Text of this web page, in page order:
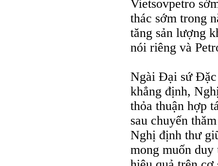
Vietsovpetro
thác sớm trong
tăng sản lượng
nói riêng và
Ngài Đại sứ Đặc
khẳng định,
thỏa thuận hợp
sau chuyến
Nghị định thư
mong muốn